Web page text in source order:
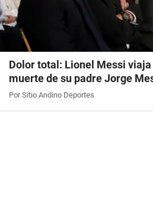
Dolor total: Lionel Messi viaja
muerte de su padre Jorge
Por Sitio Andino Deportes